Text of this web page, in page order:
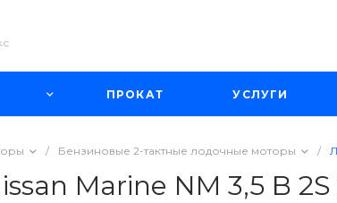
ПРОКАТ УСЛУГИ
/ Бензиновые 2-тактные лодочные моторы /
Marine NM 3,5 B 2S